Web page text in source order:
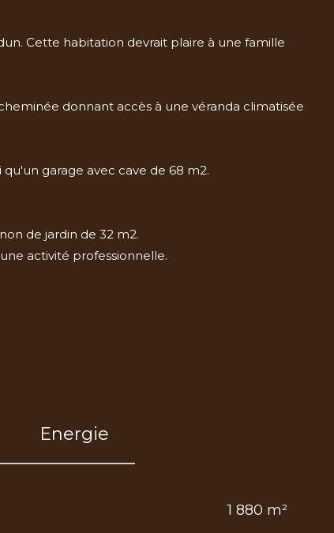
Cette habitation devrait plaire à une famille
donnant accès à une véranda climatisée
garage avec cave de 68 m2.
de jardin de 32 m2.
activité professionnelle.
Energie
1 880 m²